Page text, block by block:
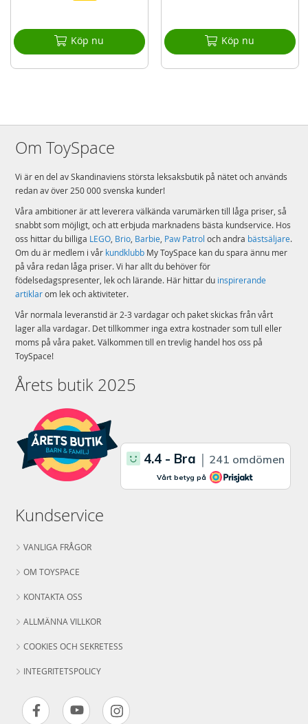
Köp nu Köp nu
Om ToySpace
Vi är en del av Skandinaviens största leksaksbutik på nätet och används
redan av över 250 000 svenska kunder!
Våra ambitioner är att leverera välkända varumärken till låga priser, så
snabbt som möjligt, och att erbjuda marknadens bästa kundservice. Hos
oss hittar du billiga LEGO, Brio, Barbie, Paw Patrol och andra bästsäljare.
Om du är medlem i vår kundklubb My ToySpace kan du spara ännu mer
på våra redan låga priser. Vi har allt du behöver för
födelsedagspresenter, lek och lärande. Här hittar du inspirerande
artiklarom lek och aktiviteter.
Vår normala leveranstid är 2-3 vardagar och paket skickas från vårt
lager alla vardagar. Det tillkommer inga extra kostnader som tull eller
moms på våra paket. Välkommen till en trevlig handel hos oss på
ToySpace!
Årets butik 2025
Kundservice
VANLIGA FRÅGOR
OM TOYSPACE
KONTAKTA OSS
ALLMÄNNA VILLKOR
COOKIES OCH SEKRETESS
INTEGRITETSPOLICY